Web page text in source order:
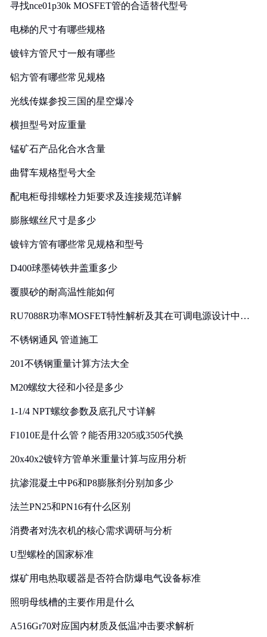
寻找nce01p30k MOSFET管的合适替代型号
电梯的尺寸有哪些规格
镀锌方管尺寸一般有哪些
铝方管有哪些常见规格
光线传媒参投三国的星空爆冷
横担型号对应重量
锰矿石产品化合水含量
曲臂车规格型号大全
配电柜母排螺栓力矩要求及连接规范详解
膨胀螺丝尺寸是多少
镀锌方管有哪些常见规格和型号
D400球墨铸铁井盖重多少
覆膜砂的耐高温性能如何
RU7088R功率MOSFET特性解析及其在可调电源设计中的
不锈钢通风 管道施工
201不锈钢重量计算方法大全
M20螺纹大径和小径是多少
1-1/4 NPT螺纹参数及底孔尺寸详解
F1010E是什么管？能否用3205或3505代换
20x40x2镀锌方管单米重量计算与应用分析
抗渗混凝土中P6和P8膨胀剂分别加多少
法兰PN25和PN16有什么区别
消费者对洗衣机的核心需求调研与分析
U型螺栓的国家标准
煤矿用电热取暖器是否符合防爆电气设备标准
照明母线槽的主要作用是什么
A516Gr70对应国内材质及低温冲击要求解析